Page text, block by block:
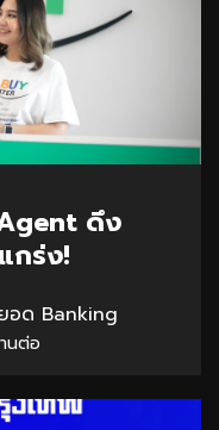
ดึง
กร่ง!
อด Banking
นต่อ